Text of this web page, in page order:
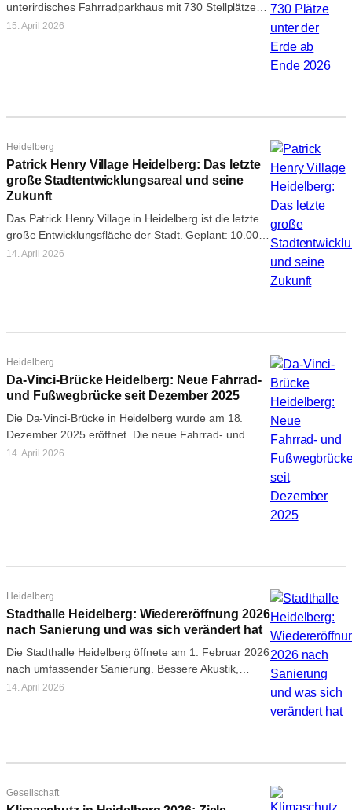
unterirdisches Fahrradparkhaus mit 730 Stellplätzen
und direktem Bahnsteigzugang. Fertigstellung Ende
15. April 2026
Heidelberg
Patrick Henry Village Heidelberg: Das letzte
große Stadtentwicklungsareal und seine
Zukunft
Das Patrick Henry Village in Heidelberg ist die letzte
große Entwicklungsfläche der Stadt. Geplant: 10.000
Bewohner, 5.000 Arbeitsplätze. Stand der…
14. April 2026
Heidelberg
Da-Vinci-Brücke Heidelberg: Neue Fahrrad-
und Fußwegbrücke seit Dezember 2025
Die Da-Vinci-Brücke in Heidelberg wurde am 18.
Dezember 2025 eröffnet. Die neue Fahrrad- und
Fußwegbrücke verbindet Süden und Neuenheimer
14. April 2026
Heidelberg
Stadthalle Heidelberg: Wiedereröffnung 2026
nach Sanierung und was sich verändert hat
Die Stadthalle Heidelberg öffnete am 1. Februar 2026
nach umfassender Sanierung. Bessere Akustik,
Barrierefreiheit, modernes Licht. Alle Infos zu
14. April 2026
Gesellschaft